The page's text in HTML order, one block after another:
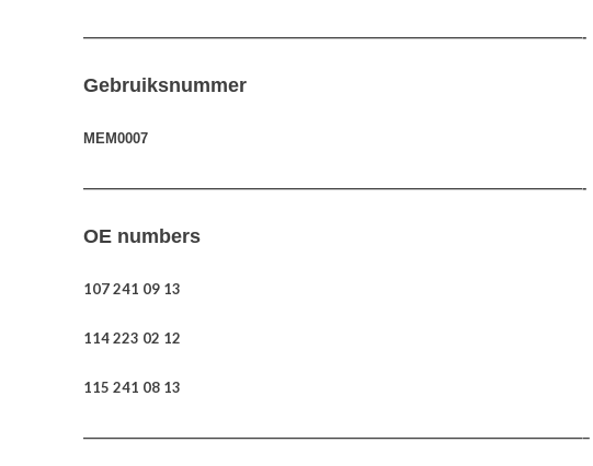
———————————————————————————————————-
Gebruiksnummer
MEM0007
———————————————————————————————————-
OE numbers
107 241 09 13
114 223 02 12
115 241 08 13
———————————————————————————————————–